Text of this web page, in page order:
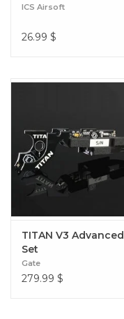
ICS Airsoft
26.99 $
TITAN V3 Advanced
Set
Gate
279.99 $